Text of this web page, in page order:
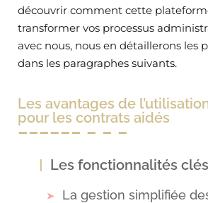
découvrir comment cette
transformer vos processus
avec nous, nous en détaillerons les
dans les paragraphes suivants.
Les avantages de
pour les contrats aidés
Les fonctionnalités
La gestion simplifiée